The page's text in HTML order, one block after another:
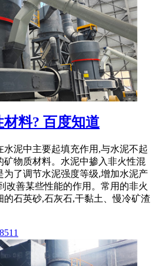
料? 百度知道
水泥中主要起填充作用,与水泥不起
矿物质材料。水泥中掺入非火性混
为了调节水泥强度等级,增加水泥产
改善某些性能的作用。常用的非火
的石英砂,石灰石,干黏土、慢冷矿渣